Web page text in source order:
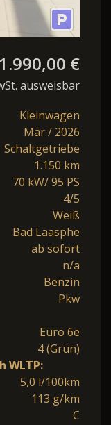
€
ausweisbar
Kleinwagen
Mär / 2026
Schaltgetriebe
1.150 km
70 kW/ 95 PS
4/5
Weiß
Bad Laasphe
ab sofort
n/a
Benzin
Pkw
Euro 6e
4 (Grün)
WLTP:
5,0 l/100km
113 g/km
C